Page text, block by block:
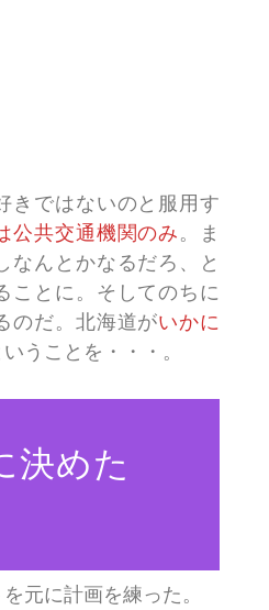
きではないのと服用す
公共交通機関のみ。ま
なんとかなるだろ、と
ことに。そしてのちに
のだ。北海道がいかに
うことを・・・。
決めた
元に計画を練った。